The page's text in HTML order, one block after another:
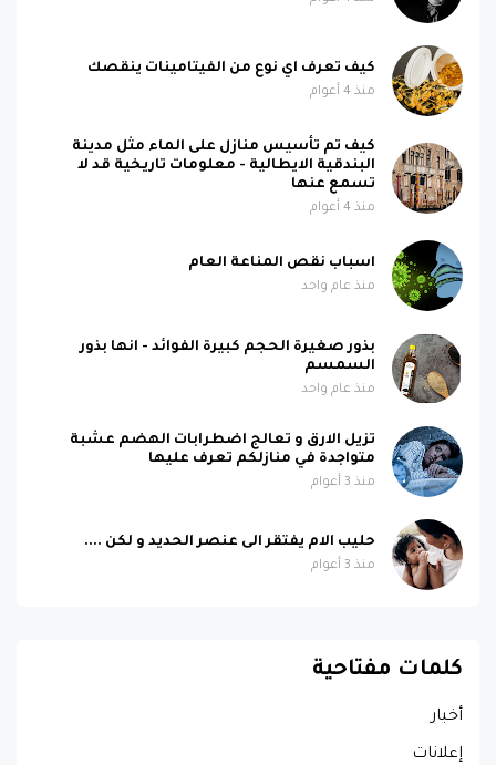
كيف تعرف اي نوع من الفيتامينات ينقصك
منذ 4 أعوام
كيف تم تأسيس منازل على الماء مثل مدينة
البندقية الايطالية - معلومات تاريخية قد لا
تسمع عنها
منذ 4 أعوام
اسباب نقص المناعة العام
منذ عام واحد
بذور صغيرة الحجم كبيرة الفوائد - انها بذور
السمسم
منذ عام واحد
تزيل الارق و تعالج اضطرابات الهضم عشبة
متواجدة في منازلكم تعرف عليها
منذ 3 أعوام
حليب الام يفتقر الى عنصر الحديد و لكن ....
منذ 3 أعوام
كلمات مفتاحية
أخبار
إعلانات